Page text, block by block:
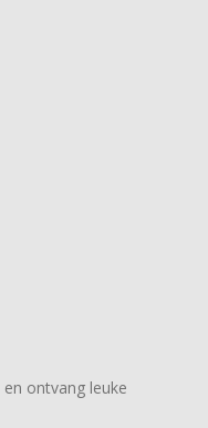
en ontvang leuke